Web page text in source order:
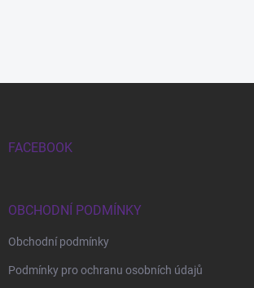
FACEBOOK
OBCHODNÍ PODMÍNKY
Obchodní podmínky
Podmínky pro ochranu osobních údajů